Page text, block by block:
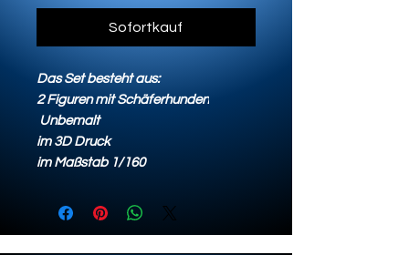
Sofortkauf
Das Set besteht aus:
2 Figuren mit Schäferhunden
Unbemalt
im 3D Druck
im Maßstab 1/160